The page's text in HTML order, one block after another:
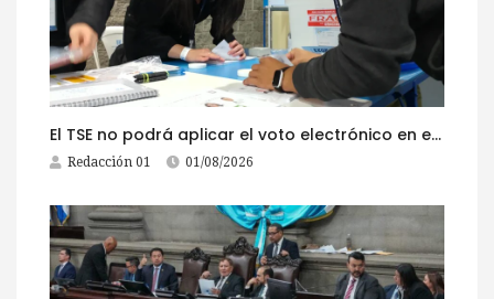
El TSE no podrá aplicar el voto electrónico en el extranjero, pese a la reciente actualización de su reglamento
Redacción 01 01/08/2026